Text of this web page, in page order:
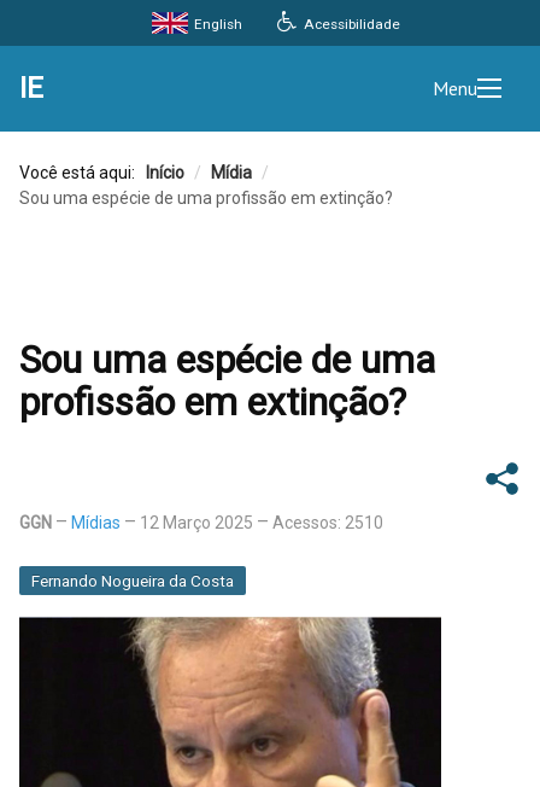
Acessibilidade
English
IE Menu
Você está aqui: Início / Mídia /
Sou uma espécie de uma profissão em extinção?
Sou uma espécie de uma
profissão em extinção?
GGN Mídias 12 Março 2025 Acessos: 2510
Fernando Nogueira da Costa